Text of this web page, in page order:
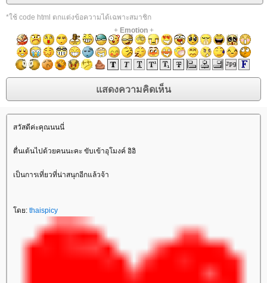
*ใช้ code html ตกแต่งข้อความได้เฉพาะสมาชิก
+ Emotion+
สวัสดีค่ะคุณนนนี่
ตื่นเต้นไปด้วยคนนะคะ ขับเข้าอุโมงค์ อิอิ
เป็นการเที่ยวที่น่าสนุกอีกแล้วจ้า
ดย: thaispicy